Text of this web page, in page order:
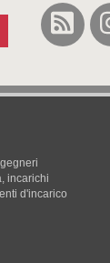
incarichi
d'incarico